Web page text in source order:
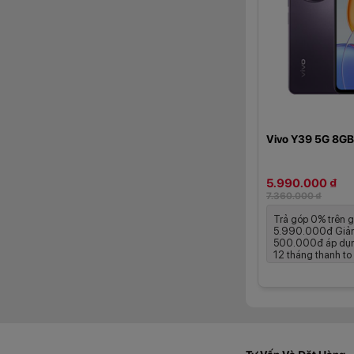
Không chỉ vậy,
khi cần thiết.
phù hợp cho cả
Vivo Y39 5G
5.990.000 ₫
7.360.000 ₫
Trả góp 0% trên
5.990.000đ
500.000đ áp
12 tháng thanh to